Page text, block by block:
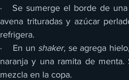
·   Se sumerge el borde de
avena trituradas y azúcar
refrigera.
·    En un shaker, se agrega
naranja y una ramita de
mezcla en la copa.